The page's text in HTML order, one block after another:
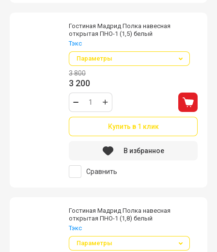
Гостиная Мадрид Полка навесная
открытая ПНО-1 (1,5) белый
Тэкс
Параметры
3 800
3 200
Купить в 1 клик
Сравнить
В избранное
Гостиная Мадрид Полка навесная
открытая ПНО-1 (1,8) белый
Тэкс
Параметры